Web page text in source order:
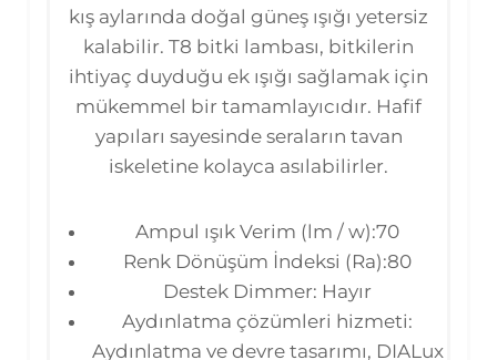
kış aylarında doğal güneş ışığı yetersiz
kalabilir. T8 bitki lambası, bitkilerin
ihtiyaç duyduğu ek ışığı sağlamak için
mükemmel bir tamamlayıcıdır. Hafif
yapıları sayesinde seraların tavan
iskeletine kolayca asılabilirler.
Ampul ışık Verim (lm / w):70
Renk Dönüşüm İndeksi (Ra):80
Destek Dimmer: Hayır
Aydınlatma çözümleri hizmeti:
Aydınlatma ve devre tasarımı, DIALux